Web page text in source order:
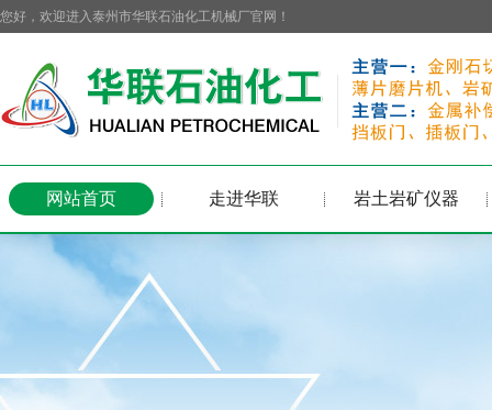
您好，欢迎进入泰州市华联石油化工机械厂官网！
网站首页 走进华联 岩土岩矿仪器